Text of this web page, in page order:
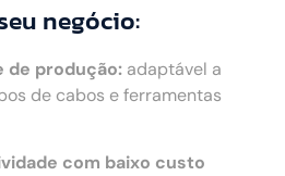
negócio:
de produção: adaptável a
de cabos e ferramentas
com baixo custo